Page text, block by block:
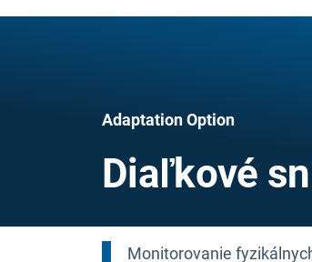
Adaptation Option
Diaľkové
Monitorovanie